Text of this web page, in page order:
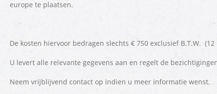
europe te plaatsen.
De kosten hiervoor bedragen slechts € 750 exclusief B.T.W.
U levert alle relevante gegevens aan en regelt de
Neem vrijblijvend contact op indien u meer informatie wenst.